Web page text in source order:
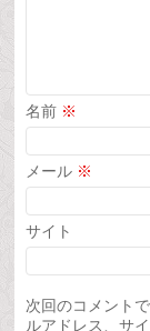
名前 ※
メール ※
サイト
次回のコメント
ルアドレス、サ